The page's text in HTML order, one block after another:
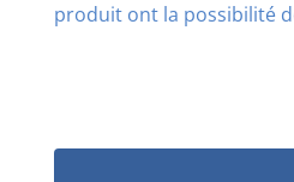
produit ont la possibilité